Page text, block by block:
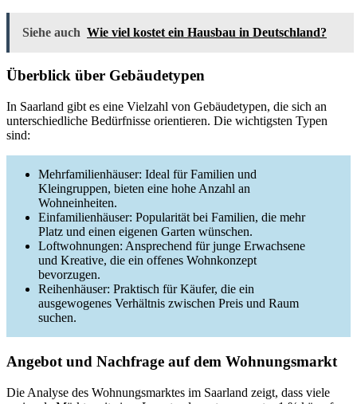
Siehe auch Wie viel kostet ein Hausbau in Deutschland?
Überblick über Gebäudetypen
In Saarland gibt es eine Vielzahl von Gebäudetypen, die sich an
unterschiedliche Bedürfnisse orientieren. Die wichtigsten Typen
sind:
Mehrfamilienhäuser: Ideal für Familien und
Kleingruppen, bieten eine hohe Anzahl an
Wohneinheiten.
Einfamilienhäuser: Popularität bei Familien, die mehr
Platz und einen eigenen Garten wünschen.
Loftwohnungen: Ansprechend für junge Erwachsene
und Kreative, die ein offenes Wohnkonzept
bevorzugen.
Reihenhäuser: Praktisch für Käufer, die ein
ausgewogenes Verhältnis zwischen Preis und Raum
suchen.
Angebot und Nachfrage auf dem Wohnungsmarkt
Die Analyse des Wohnungsmarktes im Saarland zeigt, dass viele